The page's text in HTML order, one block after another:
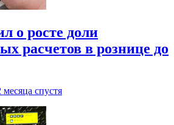
о росте доли
расчетов в рознице до
месяца спустя